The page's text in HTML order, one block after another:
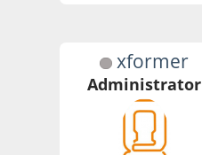
xformer
Administrator